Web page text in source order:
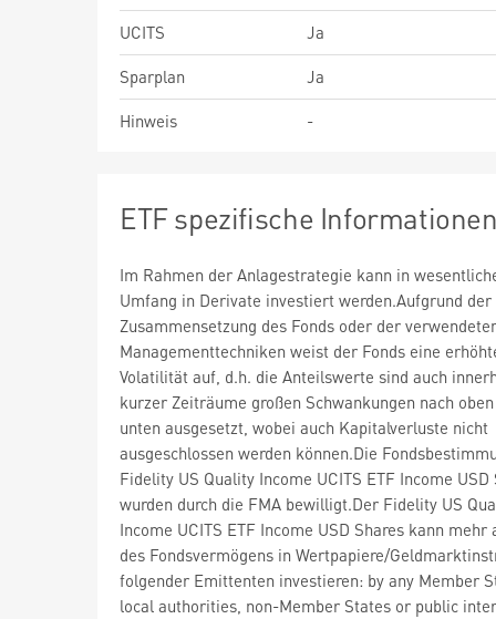
UCITS
Ja
Sparplan
Ja
Hinweis
-
ETF spezifische
Im Rahmen der Anlagestrategie kann in
Umfang in Derivate investiert werden.Aufgrund der
Zusammensetzung des Fonds oder der
Managementtechniken weist der Fonds eine
Volatilität auf, d.h. die Anteilswerte sind auch
kurzer Zeiträume großen Schwankungen nach
unten ausgesetzt, wobei auch Kapitalverluste nicht
ausgeschlossen werden können.Die
Fidelity US Quality Income UCITS ETF Income USD
wurden durch die FMA bewilligt.Der Fidelity US
Income UCITS ETF Income USD Shares kann mehr
des Fondsvermögens in Wertpapiere/
folgender Emittenten investieren: by any Member
local authorities, non-Member States or public